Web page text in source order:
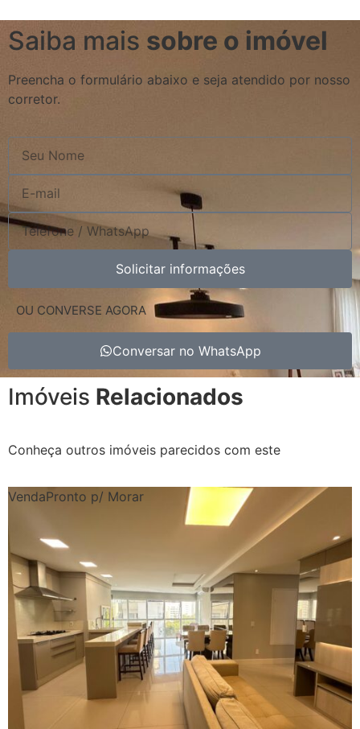
Saiba mais sobre o imóvel
Preencha o formulário abaixo e seja atendido por nosso
corretor.
Solicitar informações
OU CONVERSE AGORA
Conversar no WhatsApp
Imóveis Relacionados
Conheça outros imóveis parecidos com este
VendaPronto p/ Morar